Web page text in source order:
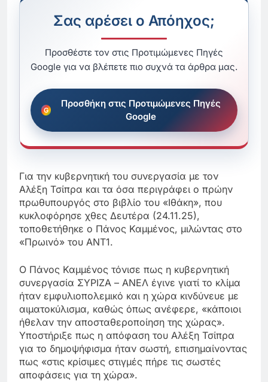
Σας αρέσει ο Απόηχος;
Προσθέστε τον στις Προτιμώμενες Πηγές
Google για να βλέπετε πιο συχνά τα άρθρα μας.
Προσθήκη στις Προτιμώμενες Πηγές
Google
Για την κυβερνητική του συνεργασία με τον
Αλέξη Τσίπρα και τα όσα περιγράφει ο πρώην
πρωθυπουργός στο βιβλίο του «Ιθάκη», που
κυκλοφόρησε χθες Δευτέρα (24.11.25),
τοποθετήθηκε ο Πάνος Καμμένος, μιλώντας στο
«Πρωινό» του ΑΝΤ1.
Ο Πάνος Καμμένος τόνισε πως η κυβερνητική
συνεργασία ΣΥΡΙΖΑ – ΑΝΕΛ έγινε γιατί το κλίμα
ήταν εμφυλιοπολεμικό και η χώρα κινδύνευε με
αιματοκύλισμα, καθώς όπως ανέφερε, «κάποιοι
ήθελαν την αποσταθεροποίηση της χώρας».
Υποστήριξε πως η απόφαση του Αλέξη Τσίπρα
για το δημοψήφισμα ήταν σωστή, επισημαίνοντας
πως «στις κρίσιμες στιγμές πήρε τις σωστές
αποφάσεις για τη χώρα».